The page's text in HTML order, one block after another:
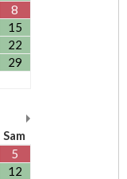
8
15
22
29
Sam
5
12